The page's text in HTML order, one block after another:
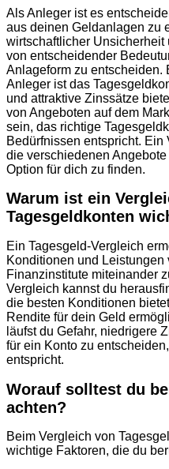
Als Anleger ist es
aus deinen Geldanlagen zu
wirtschaftlicher Unsicherheit
von entscheidender
Anlageform zu entscheiden.
Anleger ist das
und attraktive Zinssätze
von Angeboten auf dem
sein, das richtige
Bedürfnissen entspricht.
die verschiedenen
Option für dich zu finden.
Warum ist ein
Tagesgeldkonten
Ein Tagesgeld-Vergleich
Konditionen und
Finanzinstitute miteinander
Vergleich kannst du
die besten Konditionen
Rendite für dein Geld
läufst du Gefahr, niedrigere
für ein Konto zu
entspricht.
Worauf solltest du
achten?
Beim Vergleich von
wichtige Faktoren, die du